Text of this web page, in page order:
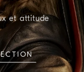
et attitude